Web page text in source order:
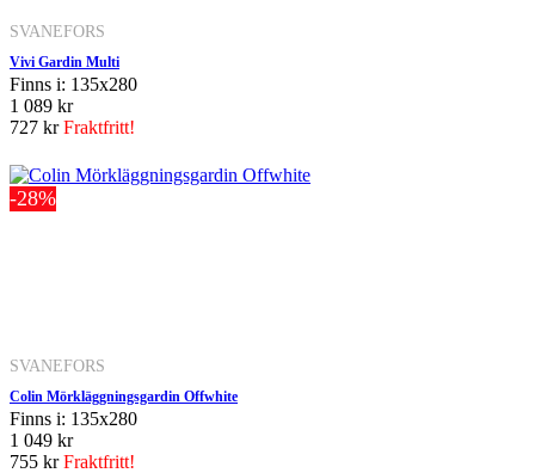
SVANEFORS
Vivi Gardin Multi
Finns i: 135x280
1 089 kr
727 krFraktfritt!
-28%
SVANEFORS
Colin Mörkläggningsgardin Offwhite
Finns i: 135x280
1 049 kr
755 krFraktfritt!